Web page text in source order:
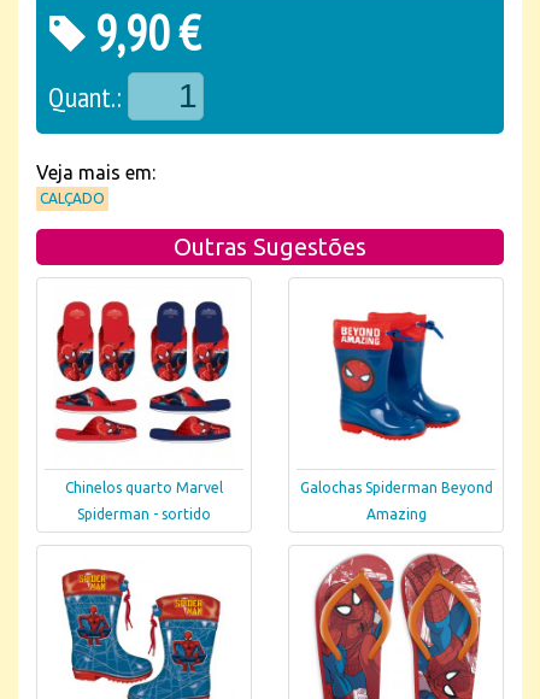
9,90 €
Quant.:
Veja mais em:
CALÇADO
Outras Sugestões
Chinelos quarto Marvel
Spiderman - sortido
Galochas Spiderman Beyond
Amazing